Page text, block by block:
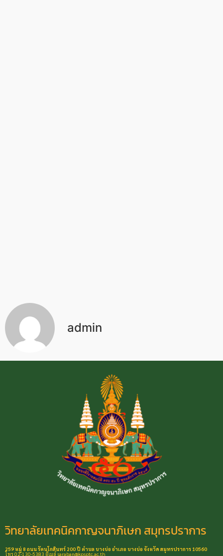
admin
วิทยาลัยเทคนิคกาญจนาภิเษก สมุทรปราการ
259 หมู่ 8 ถนน รัตนโกสินทร์ 200 ปี ตำบล บางบ่อ อำเภอ บางบ่อ จังหวัด สมุทรปราการ 10560
โทร 02-130-5383 อีเมล์ saraban@kpsptc.ac.th